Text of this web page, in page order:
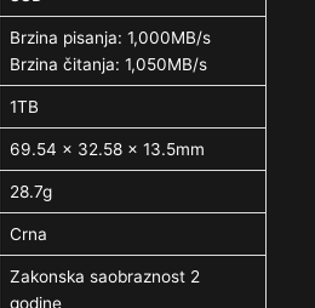
Brzina pisanja: 1,000MB/s
Brzina čitanja: 1,050MB/s
1TB
69.54 x 32.58 x 13.5mm
28.7g
Crna
Zakonska saobraznost 2
godine